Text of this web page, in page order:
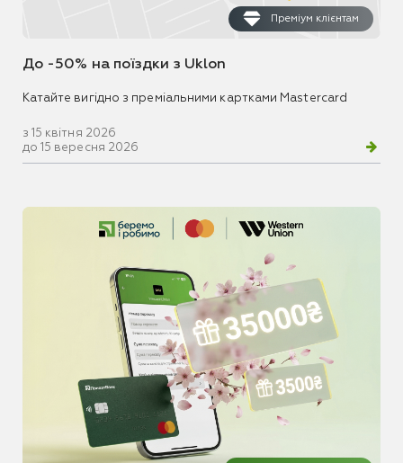
Преміум клієнтам
До -50% на поїздки з Uklon
Катайте вигідно з преміальними картками Mastercard
з 15 квітня 2026
до 15 вересня 2026